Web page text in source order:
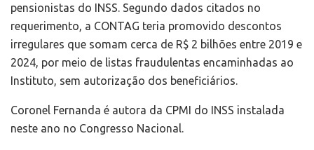
pensionistas do INSS. Segundo dados citados no
requerimento, a CONTAG teria promovido descontos
irregulares que somam cerca de R$ 2 bilhões entre 2019 e
2024, por meio de listas fraudulentas encaminhadas ao
Instituto, sem autorização dos beneficiários.
Coronel Fernanda é autora da CPMI do INSS instalada
neste ano no Congresso Nacional.